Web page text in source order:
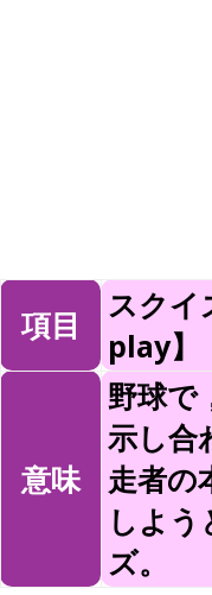
項目
スクイ
play】
意味
野球で
示し合
走者の
しよう
ズ。